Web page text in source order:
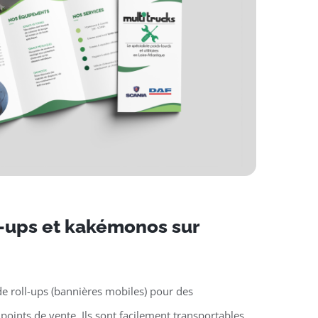
et kakémonos sur
roll-ups (bannières mobiles) pour des
de vente. Ils sont facilement transportables